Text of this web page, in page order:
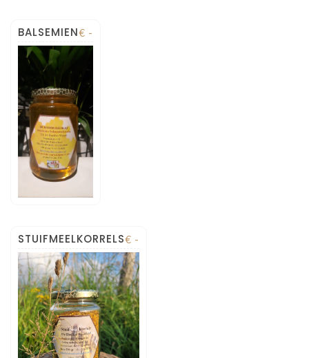
BALSEMIEN€ -
STUIFMEELKORRELS€ -